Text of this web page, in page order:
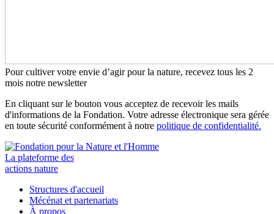
Pour cultiver votre envie d’agir pour la nature, recevez tous les 2
mois notre newsletter
En cliquant sur le bouton vous acceptez de recevoir les mails
d'informations de la Fondation. Votre adresse électronique sera gérée
en toute sécurité conformément à notre politique de confidentialité.
La plateforme des
actions nature
Structures d'accueil
Mécénat et partenariats
À propos